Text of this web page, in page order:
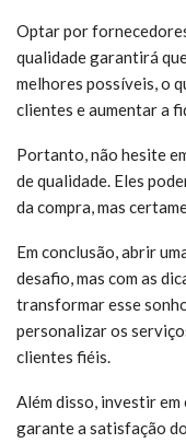
Optar por
qualidade garantirá
melhores possíveis, o
clientes e aumentar a
Portanto, não hesite
de qualidade. Eles
da compra, mas
Em conclusão, abrir
desafio, mas com as
transformar esse
personalizar os
clientes fiéis.
Além disso, investir
garante a satisfação